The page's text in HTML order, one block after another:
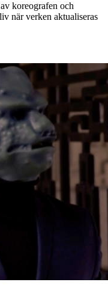
koreografen och
när verken aktualiseras